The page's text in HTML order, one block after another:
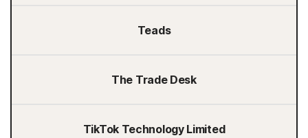
Teads
The Trade Desk
TikTok Technology Limited